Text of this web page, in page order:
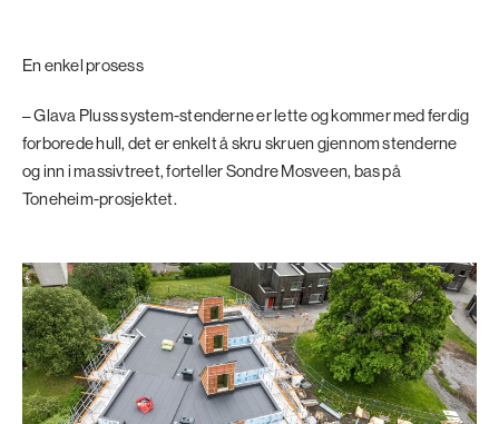
En enkel prosess
– Glava Pluss system-stenderne er lette og kommer med ferdig
forborede hull, det er enkelt å skru skruen gjennom stenderne
og inn i massivtreet, forteller Sondre Mosveen, bas på
Toneheim-prosjektet.